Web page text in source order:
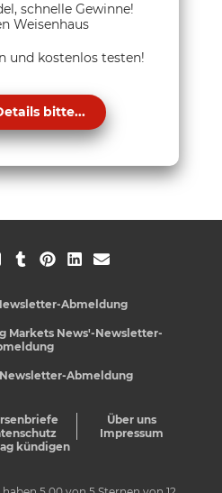
schnelle Gewinne!
Weisenhaus
und kostenlos testen!
bitte...
Abmeldung
Markets News'-Newsletter-
Abmeldung
Über uns
Impressum
kündigen